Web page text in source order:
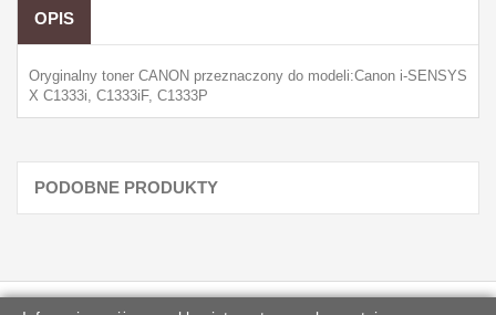
OPIS
Oryginalny toner CANON przeznaczony do modeli:Canon i-SENSYS
X C1333i, C1333iF, C1333P
PODOBNE PRODUKTY